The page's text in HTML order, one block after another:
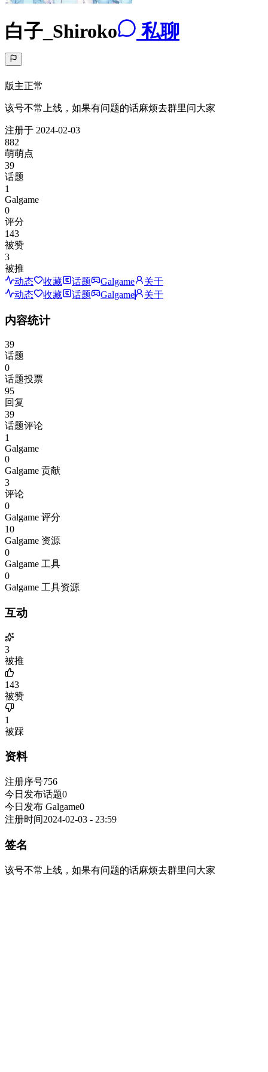
白子_Shiroko 私聊
版主正常
该号不常上线，如果有问题的话麻烦去群里问大家
注册于 2024-02-03
882
萌萌点
39
话题
1
Galgame
0
评分
143
被赞
3
被推
动态
收藏 话题 Galgame
关于
动态
收藏 话题 Galgame 关于
内容统计
39
话题
0
话题投票
95
回复
39
话题评论
1
Galgame
0
Galgame 贡献
3
评论
0
Galgame 评分
10
Galgame 资源
0
Galgame 工具
0
Galgame 工具资源
互动
3
被推
143
被赞
1
被踩
资料
注册序号756
今日发布话题0
今日发布 Galgame0
注册时间2024-02-03 - 23:59
签名
该号不常上线，如果有问题的话麻烦去群里问大家